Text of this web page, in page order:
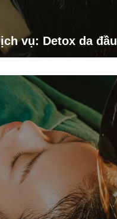
vụ: Detox da đầu